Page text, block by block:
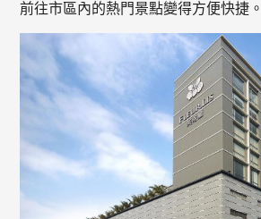
前往市區內的熱門景點變得方便快捷。